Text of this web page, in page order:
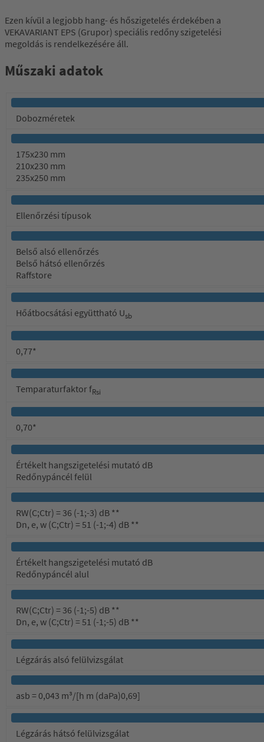
Ezen kívül a legjobb hang- és hőszigetelés érdekében a
VEKAVARIANT EPS (Grupor) speciális redőny szigetelési
megoldás is rendelkezésére áll.
Műszaki adatok
Dobozméretek
175x230 mm
210x230 mm
235x250 mm
Ellenőrzési típusok
Belső alsó ellenőrzés
Belső hátsó ellenőrzés
Raffstore
Hőátbocsátási együttható Usb
0,77*
Temparaturfaktor fRsi
0,70*
Értékelt hangszigetelési mutató dB
Redőnypáncél felül
RW(C;Ctr) = 36 (-1;-3) dB **
Dn, e, w (C;Ctr) = 51 (-1;-4) dB **
Értékelt hangszigetelési mutató dB
Redőnypáncél alul
RW(C;Ctr) = 36 (-1;-5) dB **
Dn, e, w (C;Ctr) = 51 (-1;-5) dB **
Légzárás alsó felülvizsgálat
asb = 0,043 m³/[h m (daPa)0,69]
Légzárás hátsó felülvizsgálat